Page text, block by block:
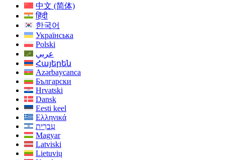
中文 (简体)
हिंदी
한국어
Українська
Polski
عربي
Հայերեն
Azərbaycanca
Български
Hrvatski
Dansk
Eesti keel
Ελληνικά
עִברִית
Magyar
Latviski
Lietuvių